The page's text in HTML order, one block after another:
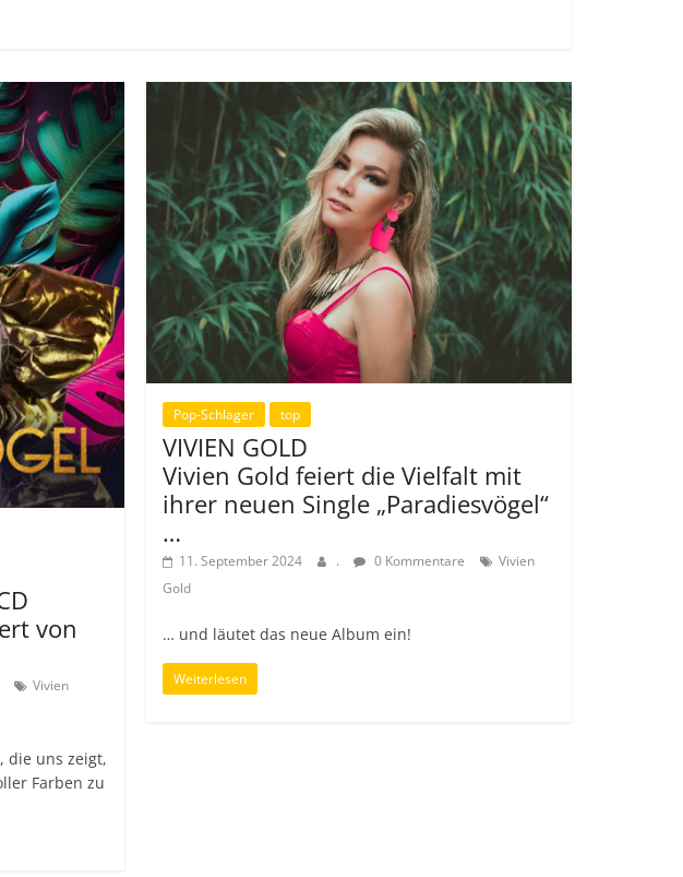
von
Vivien
die uns zeigt,
Farben zu
Pop-Schlager top
VIVIEN GOLD
Vivien Gold feiert die Vielfalt mit
ihrer neuen Single „Paradiesvögel“
…
11. September 2024 . 0 Kommentare
Vivien
Gold
… und läutet das neue Album ein!
Weiterlesen